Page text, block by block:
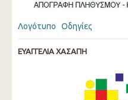
Λογότυπο Οδηγίες
ΕΥΑΓΓΕΛΙΑ ΧΑΣΑΠΗ